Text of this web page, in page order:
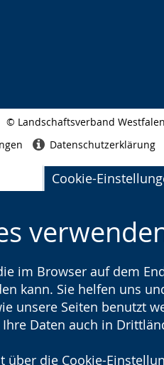
Cookie-
im Browser auf dem
kann. Sie helfen uns
unsere Seiten benutzt
Daten auch in
über die Cookie-
© Landschaftsverband
Datenschutzerklärung